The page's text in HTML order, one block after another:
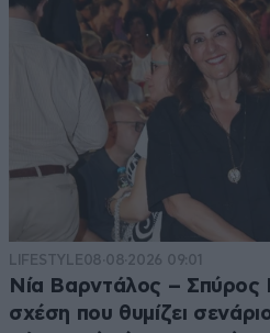
LIFESTYLE08·08·2026 09:01
Νία Βαρντάλος – Σπύρος
σχέση που θυμίζει